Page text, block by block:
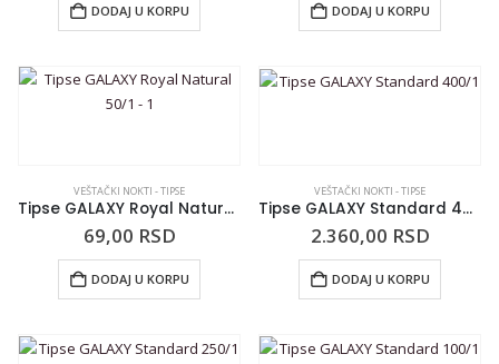
DODAJ U KORPU DODAJ U KORPU
VEŠTAČKI NOKTI - TIPSE
Tipse GALAXY Royal Natural 50/1 – 1
69,00 RSD
DODAJ U KORPU
VEŠTAČKI NOKTI - TIPSE
Tipse GALAXY Standard 400/1
2.360,00 RSD
DODAJ U KORPU